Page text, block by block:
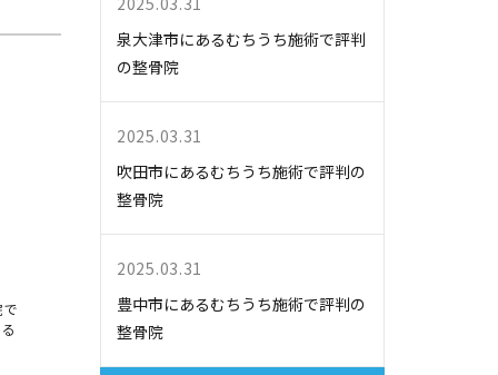
泉大津市にあるむちうち施術で評判
の整骨院
2025.03.31
吹田市にあるむちうち施術で評判の
整骨院
2025.03.31
豊中市にあるむちうち施術で評判の
整骨院